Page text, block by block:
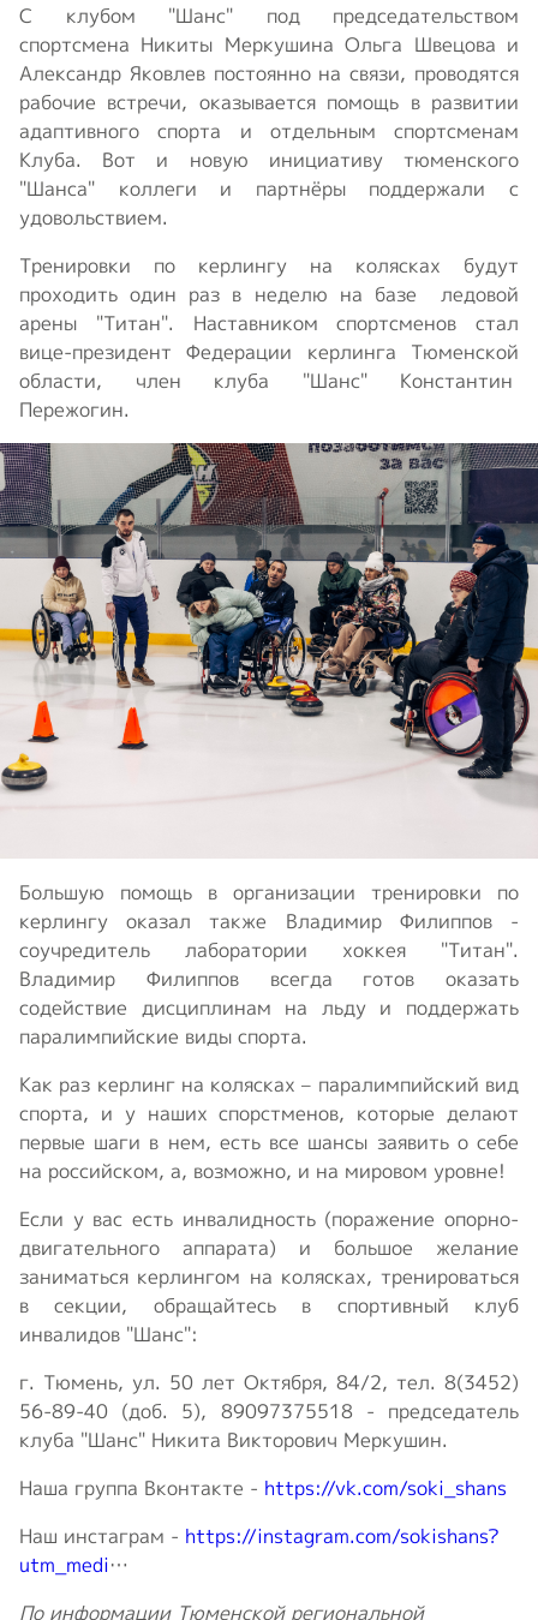
С клубом "Шанс" под председательством
спортсмена Никиты Меркушина Ольга Швецова и
Александр Яковлев постоянно на связи, проводятся
рабочие встречи, оказывается помощь в развитии
адаптивного спорта и отдельным спортсменам
Клуба. Вот и новую инициативу тюменского
"Шанса" коллеги и партнёры поддержали с
удовольствием.
Тренировки по керлингу на колясках будут
проходить один раз в неделю на базе ледовой
арены "Титан". Наставником спортсменов стал
вице-президент Федерации керлинга Тюменской
области, член клуба "Шанс" Константин
Пережогин.
Большую помощь в организации тренировки по
керлингу оказал также Владимир Филиппов -
соучредитель лаборатории хоккея "Титан".
Владимир Филиппов всегда готов оказать
содействие дисциплинам на льду и поддержать
паралимпийские виды спорта.
Как раз керлинг на колясках – паралимпийский вид
спорта, и у наших спорстменов, которые делают
первые шаги в нем, есть все шансы заявить о себе
на российском, а, возможно, и на мировом уровне!
Если у вас есть инвалидность (поражение опорно-
двигательного аппарата) и большое желание
заниматься керлингом на колясках, тренироваться
в секции, обращайтесь в спортивный клуб
инвалидов "Шанс":
г. Тюмень, ул. 50 лет Октября, 84/2, тел. 8(3452)
56-89-40 (доб. 5), 89097375518 - председатель
клуба "Шанс" Никита Викторович Меркушин.
Наша группа Вконтакте - https://vk.com/soki_shans
Наш инстаграм - https://instagram.com/sokishans?
utm_medi…
По информации Тюменской региональной